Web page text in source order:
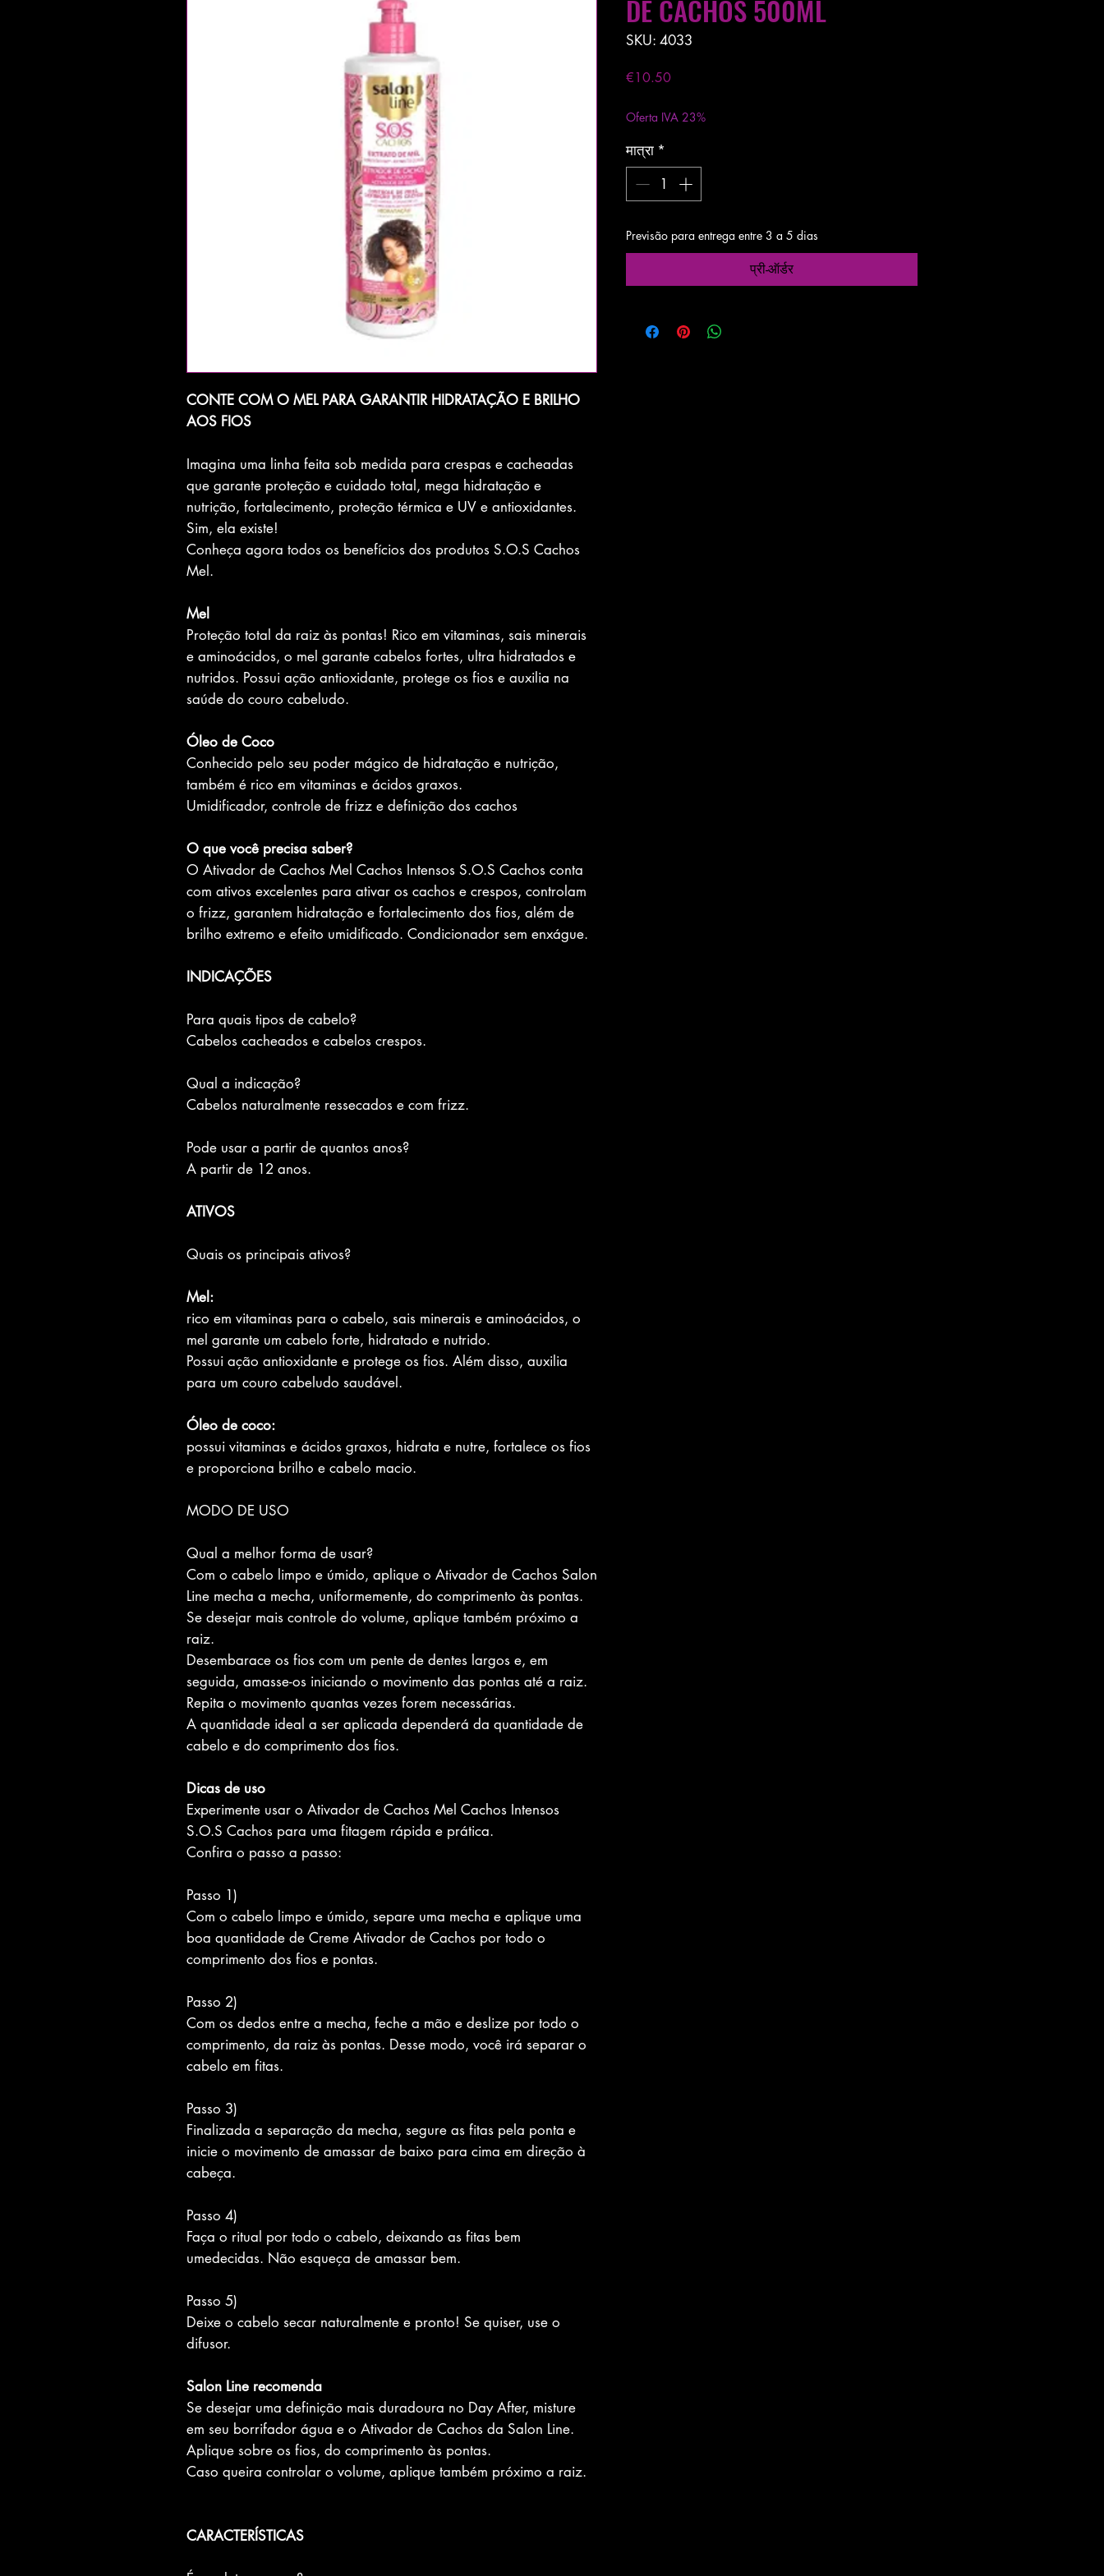
CONTE COM O MEL PARA GARANTIR HIDRATAÇÃO E BRILHO
AOS FIOS
Imagina uma linha feita sob medida para crespas e cacheadas
que garante proteção e cuidado total, mega hidratação e
nutrição, fortalecimento, proteção térmica e UV e antioxidantes.
Sim, ela existe!
Conheça agora todos os benefícios dos produtos S.O.S Cachos
Mel.
Mel
Proteção total da raiz às pontas! Rico em vitaminas, sais minerais
e aminoácidos, o mel garante cabelos fortes, ultra hidratados e
nutridos. Possui ação antioxidante, protege os fios e auxilia na
saúde do couro cabeludo.
Óleo de Coco
Conhecido pelo seu poder mágico de hidratação e nutrição,
também é rico em vitaminas e ácidos graxos.
Umidificador, controle de frizz e definição dos cachos
O que você precisa saber?
O Ativador de Cachos Mel Cachos Intensos S.O.S Cachos conta
com ativos excelentes para ativar os cachos e crespos, controlam
o frizz, garantem hidratação e fortalecimento dos fios, além de
brilho extremo e efeito umidificado. Condicionador sem enxágue.
INDICAÇÕES
Para quais tipos de cabelo?
Cabelos cacheados e cabelos crespos.
Qual a indicação?
Cabelos naturalmente ressecados e com frizz.
Pode usar a partir de quantos anos?
A partir de 12 anos.
ATIVOS
Quais os principais ativos?
Mel:
rico em vitaminas para o cabelo, sais minerais e aminoácidos, o
mel garante um cabelo forte, hidratado e nutrido.
Possui ação antioxidante e protege os fios. Além disso, auxilia
para um couro cabeludo saudável.
Óleo de coco:
possui vitaminas e ácidos graxos, hidrata e nutre, fortalece os fios
e proporciona brilho e cabelo macio.
MODO DE USO
Qual a melhor forma de usar?
Com o cabelo limpo e úmido, aplique o Ativador de Cachos Salon
Line mecha a mecha, uniformemente, do comprimento às pontas.
Se desejar mais controle do volume, aplique também próximo a
raiz.
Desembarace os fios com um pente de dentes largos e, em
seguida, amasse-os iniciando o movimento das pontas até a raiz.
Repita o movimento quantas vezes forem necessárias.
A quantidade ideal a ser aplicada dependerá da quantidade de
cabelo e do comprimento dos fios.
Dicas de uso
Experimente usar o Ativador de Cachos Mel Cachos Intensos
S.O.S Cachos para uma fitagem rápida e prática.
Confira o passo a passo:
Passo 1)
Com o cabelo limpo e úmido, separe uma mecha e aplique uma
boa quantidade de Creme Ativador de Cachos por todo o
comprimento dos fios e pontas.
Passo 2)
Com os dedos entre a mecha, feche a mão e deslize por todo o
comprimento, da raiz às pontas. Desse modo, você irá separar o
cabelo em fitas.
Passo 3)
Finalizada a separação da mecha, segure as fitas pela ponta e
inicie o movimento de amassar de baixo para cima em direção à
cabeça.
Passo 4)
Faça o ritual por todo o cabelo, deixando as fitas bem
umedecidas. Não esqueça de amassar bem.
Passo 5)
Deixe o cabelo secar naturalmente e pronto! Se quiser, use o
difusor.
Salon Line recomenda
Se desejar uma definição mais duradoura no Day After, misture
em seu borrifador água e o Ativador de Cachos da Salon Line.
Aplique sobre os fios, do comprimento às pontas.
Caso queira controlar o volume, aplique também próximo a raiz.
CARACTERÍSTICAS
DE CACHOS 500ML
SKU: 4033
€10.50मूल्य
Oferta IVA 23%
मात्रा *
Previsão para entrega entre 3 a 5 dias
प्री-ऑर्डर